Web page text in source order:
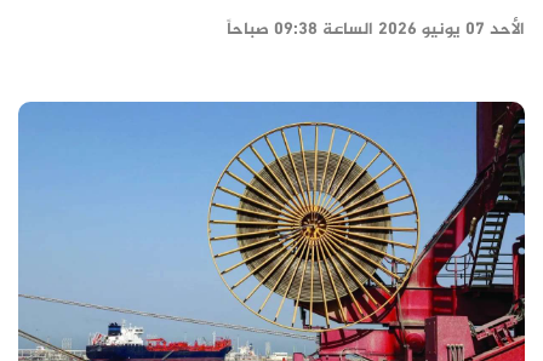
الأحد ٠٧ يونيو ٢٠٢٦ الساعة ٠٩:٣٨ صباحاً